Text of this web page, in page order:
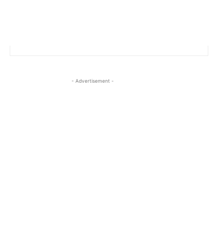
- Advertisement -